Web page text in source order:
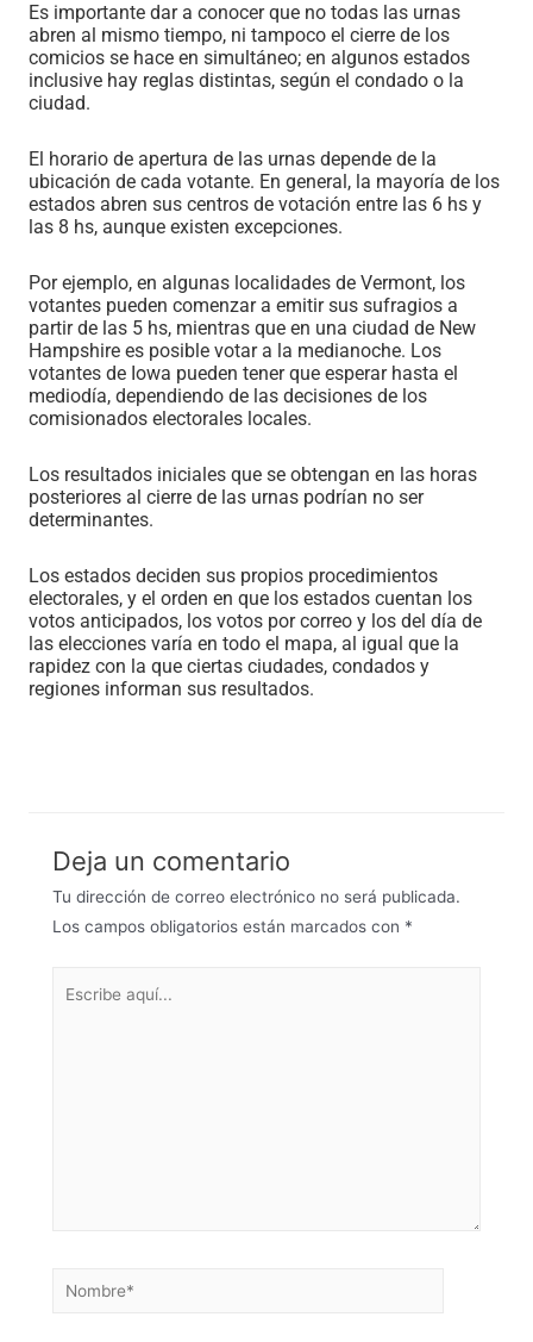
Es importante dar a conocer que no todas las urnas
abren al mismo tiempo, ni tampoco el cierre de los
comicios se hace en simultáneo; en algunos estados
inclusive hay reglas distintas, según el condado o la
ciudad.
El horario de apertura de las urnas depende de la
ubicación de cada votante. En general, la mayoría de los
estados abren sus centros de votación entre las 6 hs y
las 8 hs, aunque existen excepciones.
Por ejemplo, en algunas localidades de Vermont, los
votantes pueden comenzar a emitir sus sufragios a
partir de las 5 hs, mientras que en una ciudad de New
Hampshire es posible votar a la medianoche. Los
votantes de Iowa pueden tener que esperar hasta el
mediodía, dependiendo de las decisiones de los
comisionados electorales locales.
Los resultados iniciales que se obtengan en las horas
posteriores al cierre de las urnas podrían no ser
determinantes.
Los estados deciden sus propios procedimientos
electorales, y el orden en que los estados cuentan los
votos anticipados, los votos por correo y los del día de
las elecciones varía en todo el mapa, al igual que la
rapidez con la que ciertas ciudades, condados y
regiones informan sus resultados.
Deja un comentario
Tu dirección de correo electrónico no será publicada.
Los campos obligatorios están marcados con *